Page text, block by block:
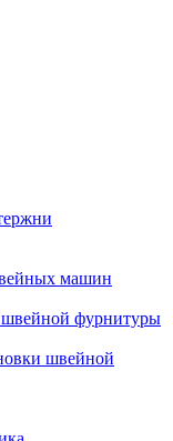
машин
швейной фурнитуры
швейной